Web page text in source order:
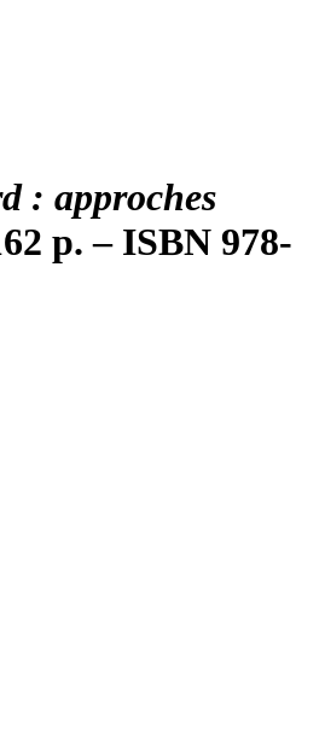
: approches
p. – ISBN 978-